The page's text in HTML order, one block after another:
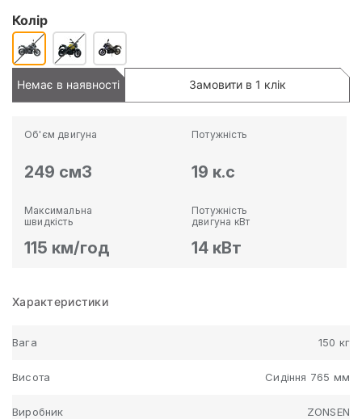
Колір
Немає в наявності Замовити в 1 клік
Об'єм двигуна
249 см3
Потужність
19 к.с
Максимальна
швидкість
115 км/год
Потужність
двигуна кВт
14 кВт
Характеристики
Вага 150 кг
Висота Сидіння 765 мм
Виробник ZONSEN